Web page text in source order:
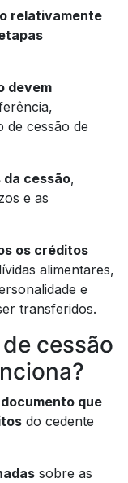
relativamente
devem
de cessão de
cessão,
e as
os créditos
alimentares,
e
transferidos.
cessão
documento que
do cedente
sobre as